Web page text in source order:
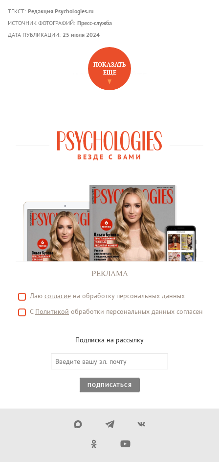
ТЕКСТ: Редакция Psychologies.ru
ИСТОЧНИК ФОТОГРАФИЙ: Пресс-служба
ДАТА ПУБЛИКАЦИИ: 25 июля 2024
НОВОЕ НА САЙТЕ
ПОКАЗАТЬ
ЕЩЕ
ВЕЗДЕ С ВАМИ
РЕКЛАМА
Даю согласие на обработку персональных данных
С Политикой обработки персональных данных согласен
Подписка на рассылку
ПОДПИСАТЬСЯ